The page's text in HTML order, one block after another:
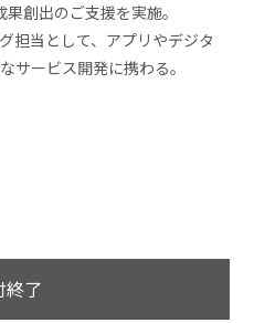
創出のご支援を実施。
担当として、アプリやデジタ
サービス開発に携わる。
終了